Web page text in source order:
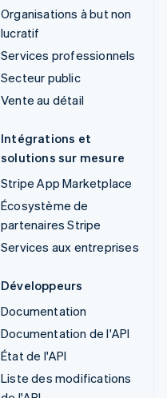
Organisations à but non
lucratif
Services professionnels
Secteur public
Vente au détail
Intégrations et
solutions sur mesure
Stripe App Marketplace
Écosystème de
partenaires Stripe
Services aux entreprises
Développeurs
Documentation
Documentation de l'API
État de l'API
Liste des modifications